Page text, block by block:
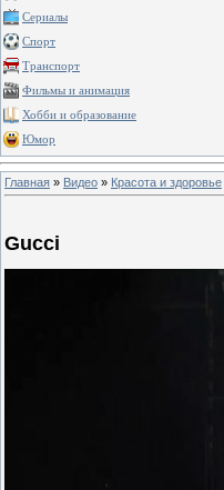
Сериалы
Спорт
Транспорт
Фильмы и анимация
Хобби и образование
Юмор
Главная » Видео » Красота и здоровье
Gucci